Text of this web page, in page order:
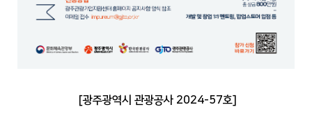
[광주광역시 관광공사 2024-57호]